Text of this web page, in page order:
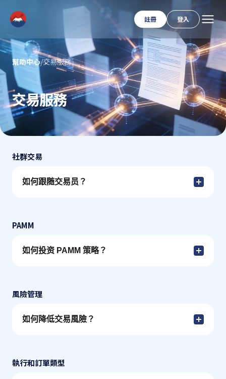
註冊 登入
幫助中心/交易服務
交易服務
社群交易
如何跟随交易员？
PAMM
如何投资 PAMM 策略？
風險管理
如何降低交易風險？
執行和訂單類型